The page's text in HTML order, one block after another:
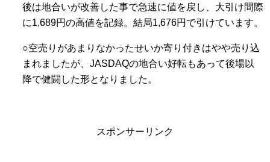
後は地合いが改善した事で急速に値を戻し、大引け間際
に1,689円の高値を記録。結局1,676円で引けています。
○空売りがあまりなかったせいか寄り付きはやや売り込
まれましたが、JASDAQの地合い好転もあって後場以
降で健闘した形となりました。
スポンサーリンク